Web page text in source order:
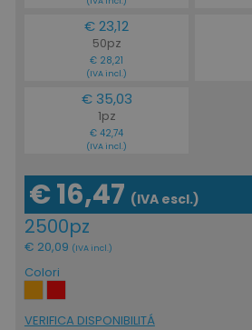
€ 23,12
50pz
€ 28,21
(IVA incl.)
€ 35,03
1pz
€ 42,74
(IVA incl.)
€ 16,47 (IVA escl.)
2500pz
€ 20,09 (IVA incl.)
Colori
VERIFICA DISPONIBILITÁ